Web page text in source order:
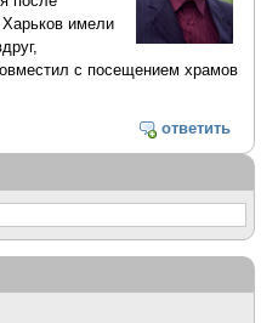
имели
с посещением храмов
ответить